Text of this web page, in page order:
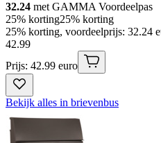
32.24 met GAMMA Voordeelpas
25% korting25% korting
25% korting, voordeelprijs: 32.24
42.99
Prijs: 42.99 euro
Bekijk alles in brievenbus